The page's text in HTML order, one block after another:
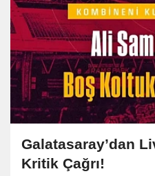
Galatasaray’dan
Kritik Çağrı!